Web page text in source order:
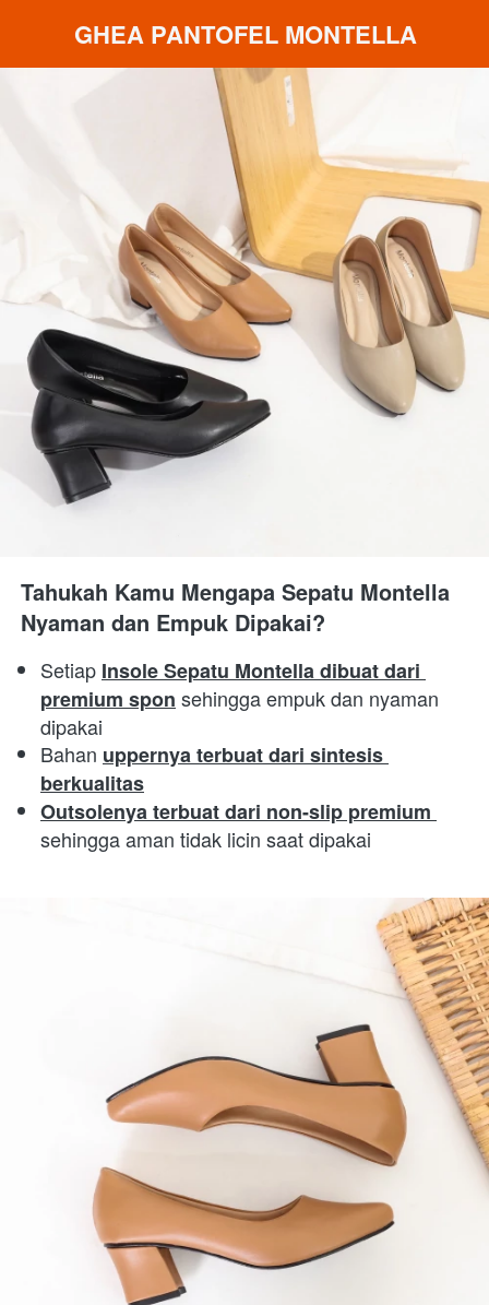
GHEA PANTOFEL MONTELLA
Tahukah Kamu Mengapa Sepatu Montella
Nyaman dan Empuk Dipakai?
Setiap Insole Sepatu Montella dibuat dari
premium spon sehingga empuk dan nyaman
dipakai
Bahan uppernya terbuat dari sintesis
berkualitas
sehingga aman tidak licin saat dipakai